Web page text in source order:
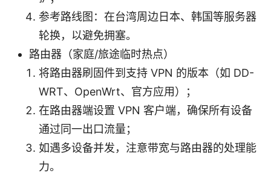
参考路线图：在台湾周边日本、韩国等服务器
轮换，以避免拥塞。
路由器（家庭/旅途临时热点）
将路由器刷固件到支持 VPN 的版本（如 DD-
WRT、OpenWrt、官方应用）；
在路由器端设置 VPN 客户端，确保所有设备
通过同一出口流量；
如遇多设备并发，注意带宽与路由器的处理能
力。